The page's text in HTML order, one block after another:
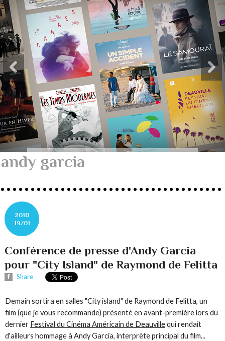
andy garcia
2010
19/01
Conférence de presse d'Andy Garcia
pour "City Island" de Raymond de Felitta
Share
Demain sortira en salles "City island" de Raymond de Felitta, un
film (que je vous recommande) présenté en avant-première lors du
dernier Festival du Cinéma Américain de Deauvillequi rendait
d'ailleurs hommage à Andy Garcia, interprète principal du film...